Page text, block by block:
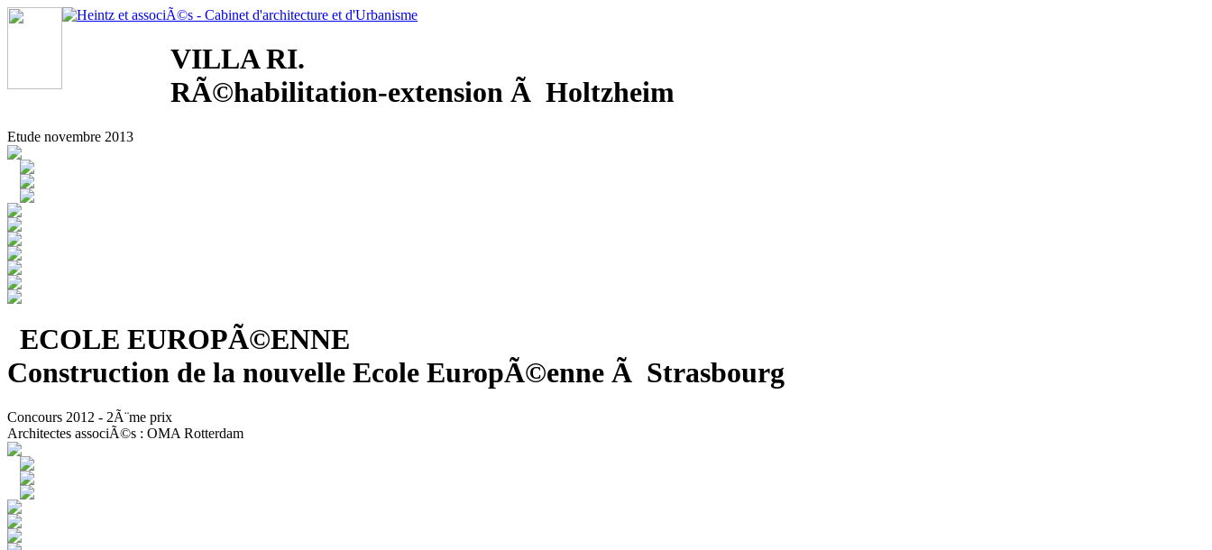
VILLA RI.
RÃ©habilitation-extension Ã Holtzheim
Etude novembre 2013
ECOLE EUROPÃ©ENNE
Construction de la nouvelle Ecole EuropÃ©enne Ã Strasbourg
Concours 2012 - 2Ã¨me prix
Architectes associÃ©s : OMA Rotterdam